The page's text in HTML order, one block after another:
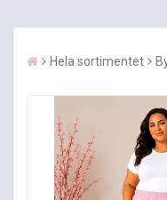
Hela sortimentet